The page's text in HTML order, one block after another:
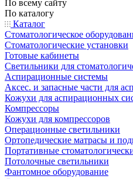
По всему сайту
По каталогу
Каталог
Стоматологическое
Стоматологические установки
Готовые кабинеты
Светильники для
Аспирационные системы
Аксес. и запасные части для
Кожухи для аспирационных
Компрессоры
Кожухи для компрессоров
Операционные светильники
Ортопедические матрасы и
Портативные
Потолочные светильники
Фантомное оборудование